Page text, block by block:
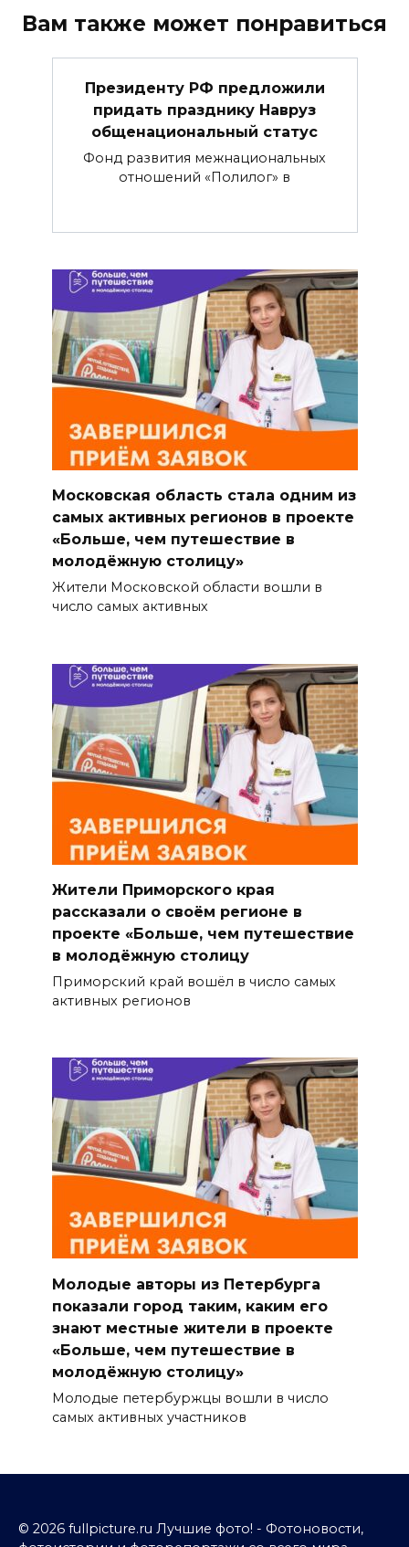
Вам также может понравиться
Президенту РФ предложили
придать празднику Навруз
общенациональный статус
Фонд развития межнациональных
отношений «Полилог» в
Московская область стала одним из
самых активных регионов в проекте
«Больше, чем путешествие в
молодёжную столицу»
Жители Московской области вошли в
число самых активных
Жители Приморского края
рассказали о своём регионе в
проекте «Больше, чем путешествие
в молодёжную столицу
Приморский край вошёл в число самых
активных регионов
Молодые авторы из Петербурга
показали город таким, каким его
знают местные жители в проекте
«Больше, чем путешествие в
молодёжную столицу»
Молодые петербуржцы вошли в число
самых активных участников
© 2026 fullpicture.ru Лучшие фото! - Фотоновости,